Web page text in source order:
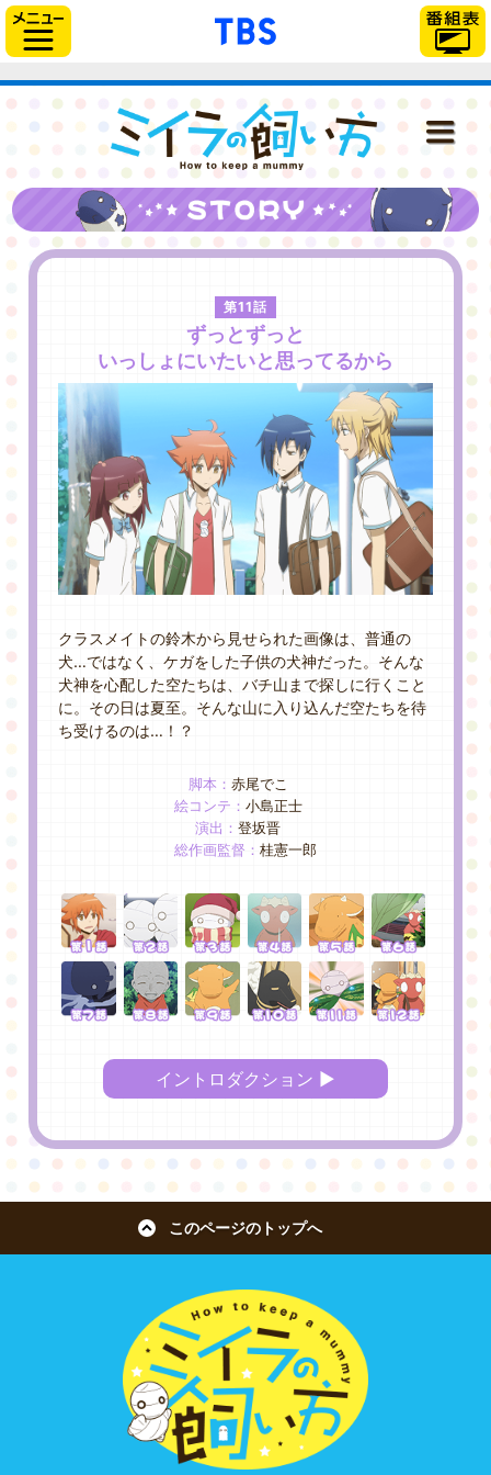
「TBSテレビ」トップ
ミイラの飼い
NEWS
STAFF＆CAST
STORY
CHARACTER
DISC
GOODS&EVENT
SPECIAL
第11話
ずっとずっと
いっしょにいたいと思ってるから
クラスメイトの鈴木から見せられた画像は、 普通の
犬…ではなく、ケガをした子供の犬神だった。 そんな
犬神を心配した空たちは、バチ山まで探しに行くこと
に。 その日は夏至。そんな山に入り込んだ空たちを待
ち受けるのは…！？
脚本： 赤尾でこ
絵コンテ： 小島正士
演出：登坂晋
総作画監督： 桂憲一郎
イントロダクション ▶︎
このページのトップへ
// Can also be used with $(document).ready()